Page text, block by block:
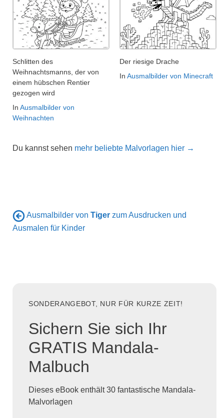
Schlitten des
Weihnachtsmanns, der von
einem hübschen Rentier
gezogen wird
In Ausmalbilder von
Weihnachten
Der riesige Drache
In Ausmalbilder von Minecraft
Du kannst sehen mehr beliebte Malvorlagen hier →
Ausmalbilder von Tiger zum Ausdrucken und
Ausmalen für Kinder
SONDERANGEBOT, NUR FÜR KURZE ZEIT!
Sichern Sie sich Ihr
GRATIS Mandala-
Malbuch
Dieses eBook enthält 30 fantastische Mandala-
Malvorlagen